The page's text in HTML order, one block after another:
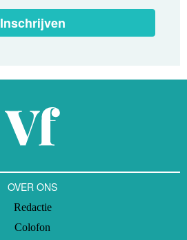
Inschrijven
OVER ONS
Redactie
Colofon